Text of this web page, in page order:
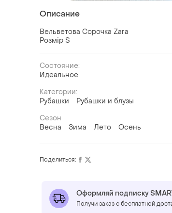
Описание
Вельветова Сорочка Zara
Розмір S
Состояние:
Идеальное
Категории:
Рубашки
Рубашки и блузы
Сезон
Весна
Зима Лето Осень
Поделиться:
Оформляй подписку
Получи заказ с бесплатной